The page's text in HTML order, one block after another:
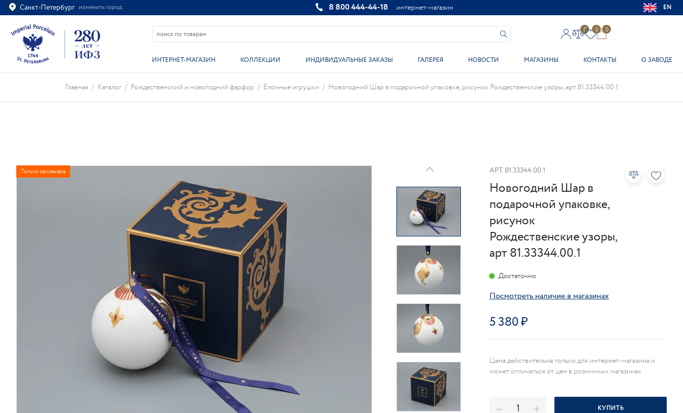
Санкт-Петербург изменить город
Ваш город Санкт-Петербург?
ВСЁ ВЕРНО ИЗМЕНИТЬ
8 800 444-44-18 интернет-магазин EN
0 0 0
ИНТЕРНЕТ-МАГАЗИН КОЛЛЕКЦИИ ИНДИВИДУАЛЬНЫЕ ЗАКАЗЫ ГАЛЕРЕЯ НОВОСТИ МАГАЗИНЫ КОНТАКТЫ О ЗАВОДЕ
Главная / Каталог / Рождественский и новогодний фарфор / Ёлочные игрушки / Новогодний Шар в подарочной упаковке, рисунок Рождественские узоры, арт 81.33344.00.1
Только самовывоз АРТ. 81.33344.00.1
Новогодний Шар в
подарочной упаковке,
рисунок
Рождественские узоры,
арт 81.33344.00.1
5 380
Посмотреть наличие в магазинах
Достаточно
Цена действительна только для интернет-магазина и
может отличаться от цен в розничных магазинах
КУПИТЬ